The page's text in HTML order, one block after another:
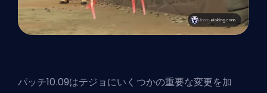
パッチ10.09はテジョにいくつかの重要な変更を加